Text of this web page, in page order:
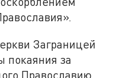
Заграницей
покаяния за
Православию